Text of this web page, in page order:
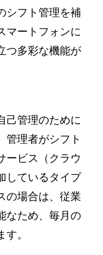
シフト管理を補
マートフォンに
つ多彩な機能が
己管理のために
管理者がシフト
ービス（クラウ
しているタイプ
の場合は、従業
なため、毎月の
。